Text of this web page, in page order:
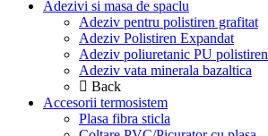
Adezivi si masa de spaclu
Adeziv pentru polistiren grafitat
Adeziv Polistiren Expandat
Adeziv poliuretanic PU polistiren
Adeziv vata minerala bazaltica
Back
Accesorii termosistem
Plasa fibra sticla